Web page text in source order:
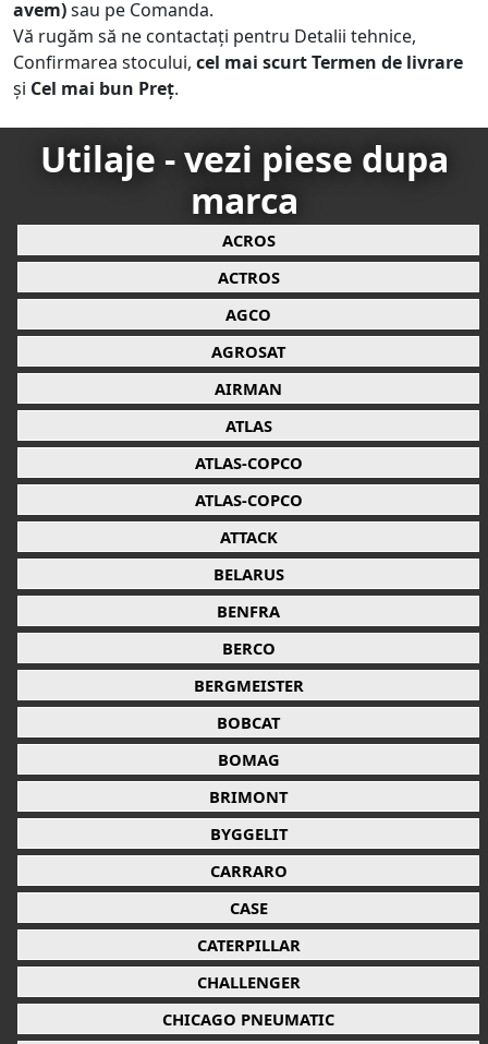
avem)sau pe Comanda.
Vă rugăm să ne contactați pentru Detalii tehnice,
Confirmarea stocului, cel mai scurt Termen de livrare
și Cel mai bun Preț.
Utilaje - vezi piese dupa
marca
ACROS
ACTROS
AGCO
AGROSAT
AIRMAN
ATLAS
ATLAS-COPCO
ATLAS-COPCO
ATTACK
BELARUS
BENFRA
BERCO
BERGMEISTER
BOBCAT
BOMAG
BRIMONT
BYGGELIT
CARRARO
CASE
CATERPILLAR
CHALLENGER
CHICAGO PNEUMATIC